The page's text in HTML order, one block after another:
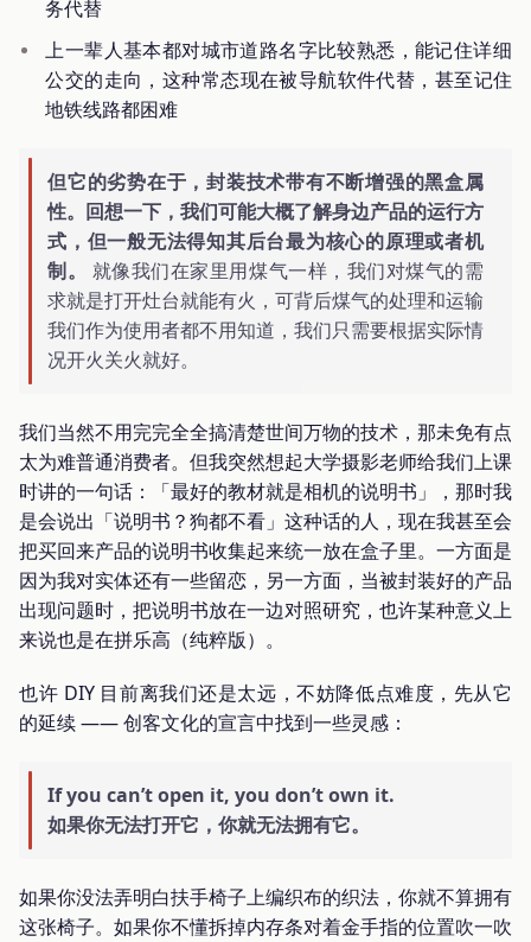
务代替
上一辈人基本都对城市道路名字比较熟悉，能记住详细
公交的走向，这种常态现在被导航软件代替，甚至记住
地铁线路都困难
但它的劣势在于，封装技术带有不断增强的黑盒属
性。回想一下，我们可能大概了解身边产品的运行方
式，但一般无法得知其后台最为核心的原理或者机
制。
就像我们在家里用煤气一样，我们对煤气的需
求就是打开灶台就能有火，可背后煤气的处理和运输
我们作为使用者都不用知道，我们只需要根据实际情
况开火关火就好。
我们当然不用完完全全搞清楚世间万物的技术，那未免有点
太为难普通消费者。但我突然想起大学摄影老师给我们上课
时讲的一句话：「最好的教材就是相机的说明书」，那时我
是会说出「说明书？狗都不看」这种话的人，现在我甚至会
把买回来产品的说明书收集起来统一放在盒子里。一方面是
因为我对实体还有一些留恋，另一方面，当被封装好的产品
出现问题时，把说明书放在一边对照研究，也许某种意义上
来说也是在拼乐高（纯粹版）。
也许 DIY 目前离我们还是太远，不妨降低点难度，先从它
的延续 —— 创客文化的宣言中找到一些灵感：
If you can’t open it, you don’t own it.
如果你无法打开它，你就无法拥有它。
如果你没法弄明白扶手椅子上编织布的织法，你就不算拥有
这张椅子。如果你不懂拆掉内存条对着金手指的位置吹一吹